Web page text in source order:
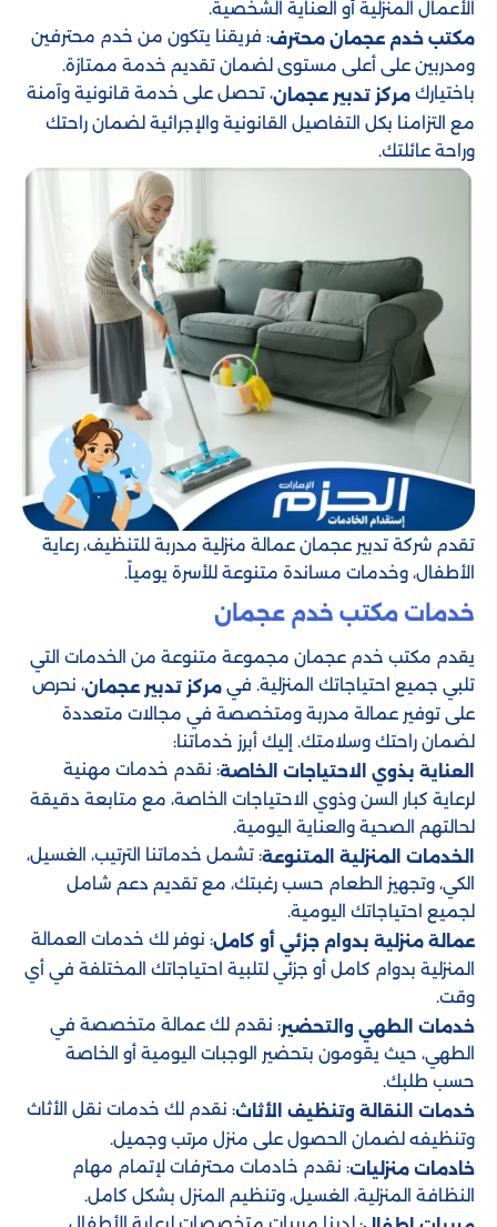
الأعمال المنزلية أو العناية الشخصية.
مكتب خدم عجمان محترف: فريقنا يتكون من خدم محترفين
ومدربين على أعلى مستوى لضمان تقديم خدمة ممتازة.
باختيارك مركز تدبير عجمان، تحصل على خدمة قانونية وآمنة
مع التزامنا بكل التفاصيل القانونية والإجرائية لضمان راحتك
وراحة عائلتك.
تقدم شركة تدبير عجمان عمالة منزلية مدربة للتنظيف، رعاية
الأطفال، وخدمات مساندة متنوعة للأسرة يومياً.
خدمات مكتب خدم عجمان
يقدم مكتب خدم عجمان مجموعة متنوعة من الخدمات التي
تلبي جميع احتياجاتك المنزلية. في مركز تدبير عجمان، نحرص
على توفير عمالة مدربة ومتخصصة في مجالات متعددة
لضمان راحتك وسلامتك. إليك أبرز خدماتنا:
العناية بذوي الاحتياجات الخاصة: نقدم خدمات مهنية
لرعاية كبار السن وذوي الاحتياجات الخاصة، مع متابعة دقيقة
لحالتهم الصحية والعناية اليومية.
الخدمات المنزلية المتنوعة: تشمل خدماتنا الترتيب، الغسيل،
الكي، وتجهيز الطعام حسب رغبتك، مع تقديم دعم شامل
لجميع احتياجاتك اليومية.
عمالة منزلية بدوام جزئي أو كامل: نوفر لك خدمات العمالة
المنزلية بدوام كامل أو جزئي لتلبية احتياجاتك المختلفة في أي
وقت.
خدمات الطهي والتحضير: نقدم لك عمالة متخصصة في
الطهي، حيث يقومون بتحضير الوجبات اليومية أو الخاصة
حسب طلبك.
خدمات النقالة وتنظيف الأثاث: نقدم لك خدمات نقل الأثاث
وتنظيفه لضمان الحصول على منزل مرتب وجميل.
خادمات منزليات: نقدم خادمات محترفات لإتمام مهام
النظافة المنزلية، الغسيل، وتنظيم المنزل بشكل كامل.